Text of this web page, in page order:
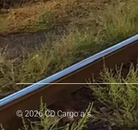
© 2026 ČD Cargo a.s.